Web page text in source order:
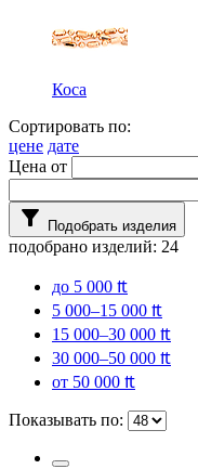
Коса
Сортировать по:
цене дате
Цена от
filter_alt Подобрать изделия
подобрано изделий: 24
до 5 000 ₶
5 000–15 000 ₶
15 000–30 000 ₶
30 000–50 000 ₶
от 50 000 ₶
Показывать по: